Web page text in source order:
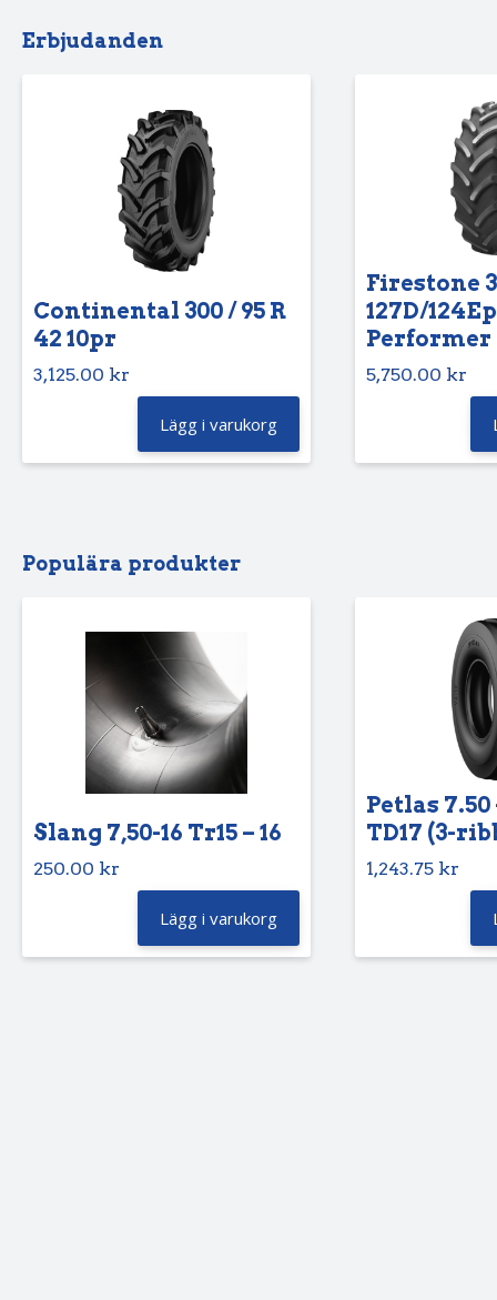
Erbjudanden
Continental 300 / 95 R
42 10pr
3,125.00 kr
Lägg i varukorg
Firestone
127D/
Performer
5,750.00 kr
Populära produkter
Slang 7,50-16 Tr15 – 16
250.00 kr
Lägg i varukorg
Petlas 7.50
TD17 (3-
1,243.75 kr